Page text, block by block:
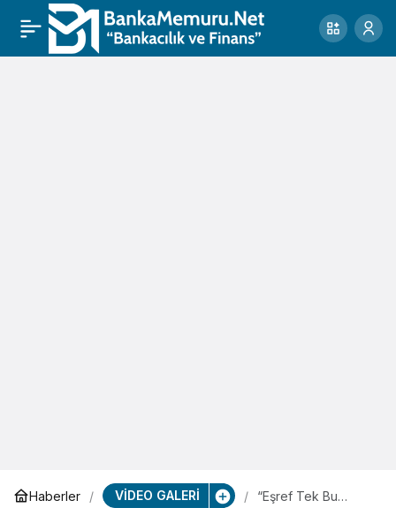
Haberler VİDEO GALERİ
“Eşref Tek Bu
“Eşref Tek Bu Alemde 0